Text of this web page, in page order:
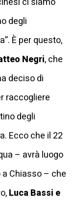
degli
È per questo,
Negri, che
deciso di
raccogliere
degli
Ecco che il 22
– avrà luogo
Chiasso – che
Luca Bassi e